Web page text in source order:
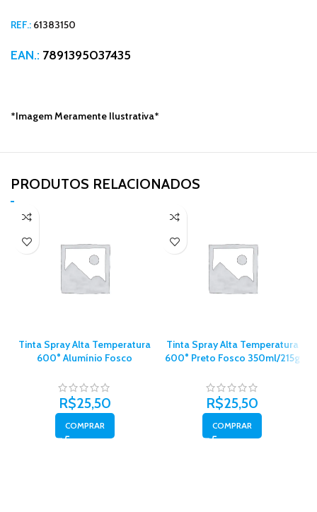
REF.: 61383150
EAN.: 7891395037435
*Imagem Meramente Ilustrativa*
PRODUTOS RELACIONADOS​
Tinta Spray Alta Temperatura
600° Alumínio Fosco
R$25,50
COMPRAR
Tinta Spray Alta Temperatura
600° Preto Fosco 350ml/215g
R$25,50
COMPRAR